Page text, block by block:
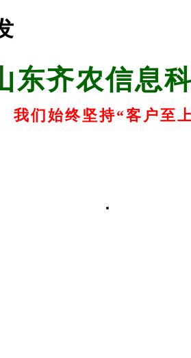
东齐农信息
我们始终坚持“客户至